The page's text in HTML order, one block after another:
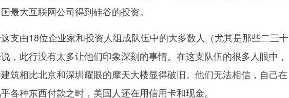
最大互联网公司得到硅谷的投资。
由18位企业家和投资人组成队伍中的大多数人（尤其是那些二三十
，此行没有太多让他们印象深刻的事情。在这支队伍的很多人眼中，
筑相比北京和深圳耀眼的摩天大楼显得破旧。他们无法相信，自己在
各种东西付款之时，美国人还在用信用卡和现金。